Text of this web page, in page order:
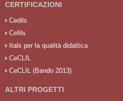
CERTIFICAZIONI
Cedils
Cefils
Itals per la qualità didattica
CeCLIL
CeCLIL (Bando 2013)
ALTRI PROGETTI